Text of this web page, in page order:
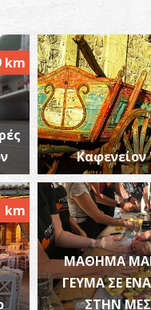
km
km
ΜΑΘΗΜΑ
ΓΕΥΜΑ ΣΕ
ΣΤΗΝ